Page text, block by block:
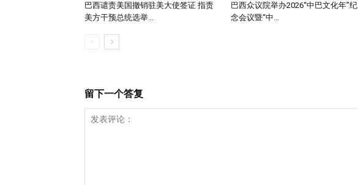
巴西谴责美国撤销驻美大使签证 指责
美方干预总统选举...
巴西众议院举办2026“中巴文化年”纪
念会议暨“中...
留下一个答复